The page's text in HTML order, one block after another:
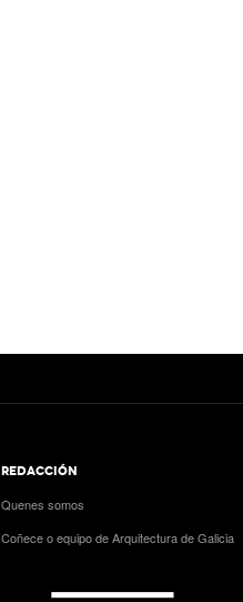
REDACCIÓN
Quenes somos
Coñece o equipo de Arquitectura de Galicia